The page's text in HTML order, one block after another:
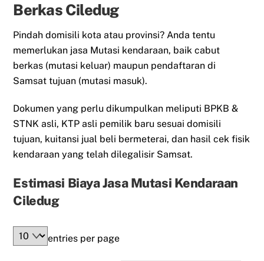
Berkas Ciledug
Pindah domisili kota atau provinsi? Anda tentu
memerlukan jasa Mutasi kendaraan, baik cabut
berkas (mutasi keluar) maupun pendaftaran di
Samsat tujuan (mutasi masuk).
Dokumen yang perlu dikumpulkan meliputi BPKB &
STNK asli, KTP asli pemilik baru sesuai domisili
tujuan, kuitansi jual beli bermeterai, dan hasil cek fisik
kendaraan yang telah dilegalisir Samsat.
Estimasi Biaya Jasa Mutasi Kendaraan
Ciledug
entries per page